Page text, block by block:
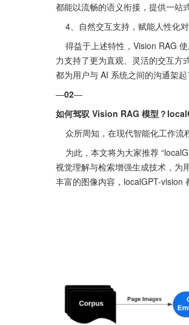
都能以流畅的语义衔接，提供一站
4、自然交互支持，赋能人性化对
力支持了更为直观、灵活的交互方
都为用户与 AI 系统之间的沟通架
—02—
如何驾驭 Vision RAG 模型？
众所周知，在现代智能化工作流
视觉理解与检索增强生成技术，为
丰富的图像内容，localGPT-vision